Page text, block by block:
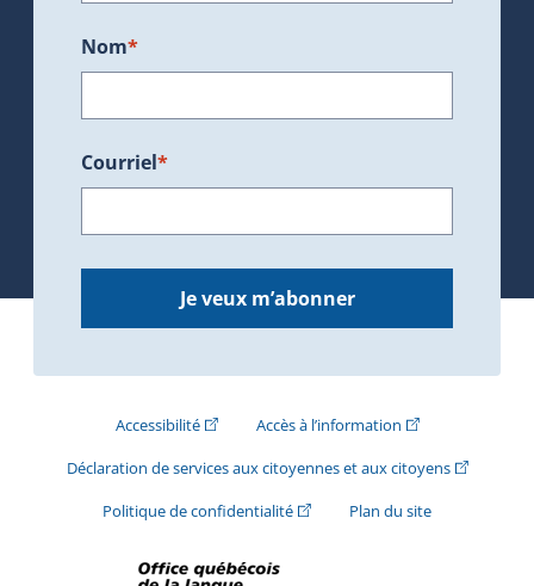
Nom*
Courriel*
Je veux m’abonner
Accessibilité(Cet hyperlien externe s'ouvrira dans une
Accès à l’information(Cet hyperlien
Déclaration de services aux citoyennes et aux citoyens(Cet
Politique de confidentialité(Cet hyperlien externe s'ouvrira
Plan du site